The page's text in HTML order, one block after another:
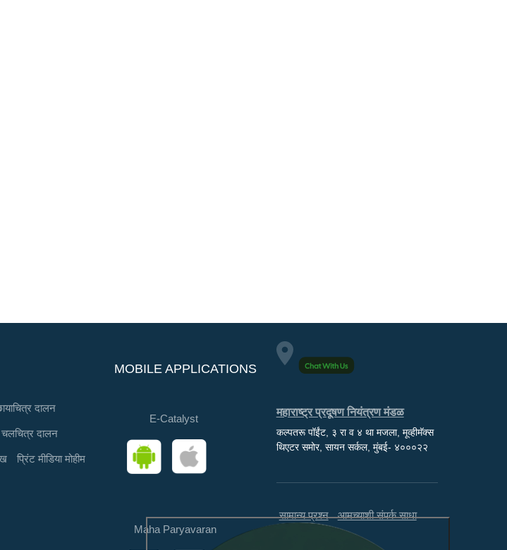
दालन
चलचित्र दालन
प्रिंट मीडिया मोहीम
MOBILE APPLICATIONS
E-Catalyst
Maha Paryavaran
महाराष्ट्र प्रदूषण नियंत्रण मंडळ
कल्पतरू पॉईंट, ३ रा व ४ था मजला, मूव्हीमॅक्स
थिएटर समोर, सायन सर्कल, मुंबई- ४०००२२
सामान्य प्रश्न आमच्याशी संपर्क साधा